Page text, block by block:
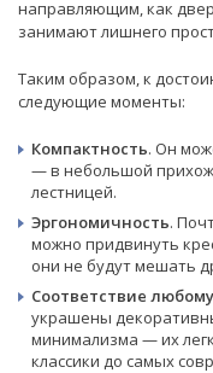
направляющим, как
занимают лишнего
Таким образом, к
следующие моменты:
Компактность. Он
— в небольшой
лестницей.
Эргономичность.
можно придвинуть
они не будут мешать
Соответствие
украшены
минимализма — их
классики до самых